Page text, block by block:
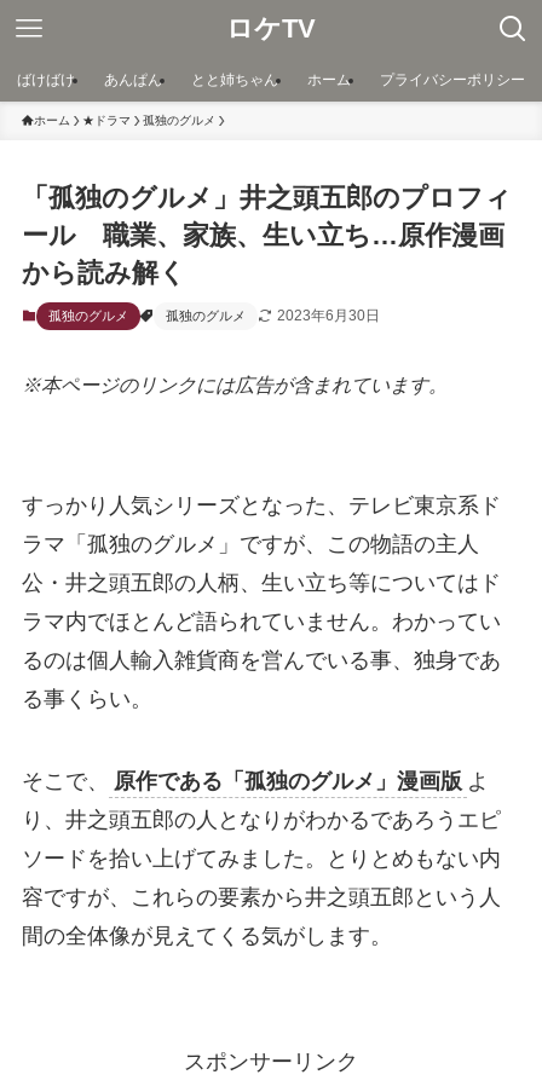
ロケTV
ばけばけ あんぱん とと姉ちゃん ホーム プライバシーポリシー
ホーム ★ドラマ 孤独のグルメ
「孤独のグルメ」井之頭五郎のプロフィ
ール 職業、家族、生い立ち…原作漫画
から読み解く
孤独のグルメ 孤独のグルメ 2023年6月30日
※本ページのリンクには広告が含まれています。
すっかり人気シリーズとなった、テレビ東京系ド
ラマ「孤独のグルメ」ですが、この物語の主人
公・井之頭五郎の人柄、生い立ち等についてはド
ラマ内でほとんど語られていません。わかってい
るのは個人輸入雑貨商を営んでいる事、独身であ
る事くらい。
そこで、 原作である「孤独のグルメ」漫画版 よ
り、井之頭五郎の人となりがわかるであろうエピ
ソードを拾い上げてみました。とりとめもない内
容ですが、これらの要素から井之頭五郎という人
間の全体像が見えてくる気がします。
スポンサーリンク